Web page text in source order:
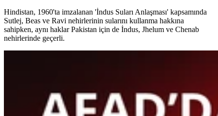
Hindistan, 1960'ta imzalanan 'İndus Suları Anlaşması' kapsamında
Sutlej, Beas ve Ravi nehirlerinin sularını kullanma hakkına
sahipken, aynı haklar Pakistan için de İndus, Jhelum ve Chenab
nehirlerinde geçerli.